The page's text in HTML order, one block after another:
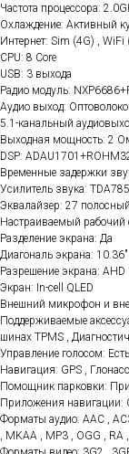
Частота процессора:
Охлаждение: Активный
Интернет: Sim (4G) , WiFi
CPU: 8 Core
USB: 3 выхода
Радио модуль:
Аудио выход:
5.1-канальный
Выходная мощность: 2
DSP:
Временные задержки
Усилитель звука:
Эквалайзер: 27 полосный
Настраиваемый рабочий
Разделение экрана: Да
Диагональ экрана: 10.36"
Разрешение экрана:
Экран: In-cell QLED
Внешний микрофон и
Поддерживаемые
шинах TPMS ,
Управление голосом:
Навигация: GPS , Глонасс
Помощник парковки:
Приложения навигации:
Форматы аудио: AAC ,
, MKAA , MP3 , OGG , RA